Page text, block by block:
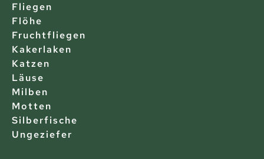
Fliegen
Flöhe
Fruchtfliegen
Kakerlaken
Katzen
Läuse
Milben
Motten
Silberfische
Ungeziefer